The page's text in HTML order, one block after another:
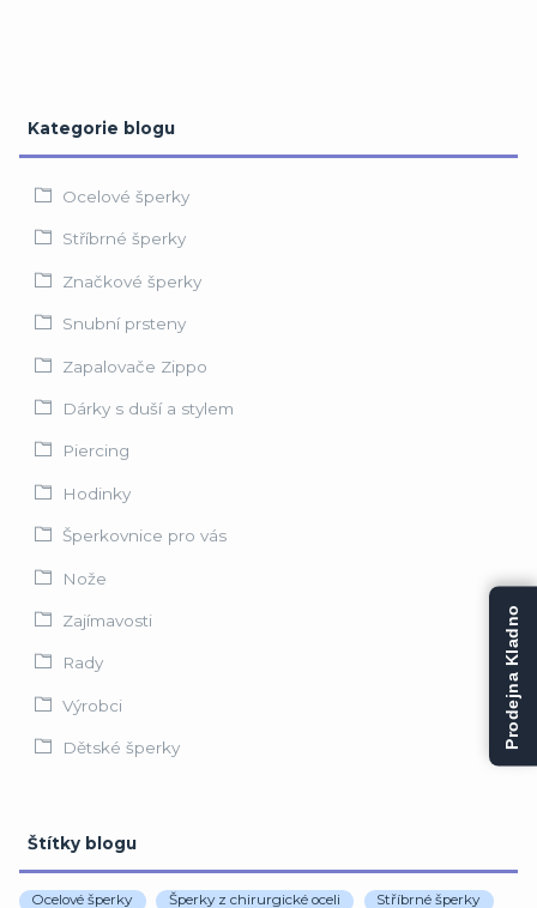
Kategorie blogu
Ocelové šperky
Stříbrné šperky
Značkové šperky
Snubní prsteny
Zapalovače Zippo
Dárky s duší a stylem
Piercing
Hodinky
Šperkovnice pro vás
Nože
Zajímavosti
Rady
Výrobci
Dětské šperky
Štítky blogu
Ocelové šperky Šperky z chirurgické oceli Stříbrné šperky
Prodejna Kladno